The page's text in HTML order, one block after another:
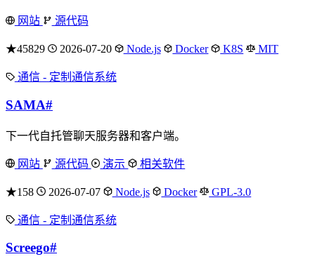
网站 源代码
★45829 2026-07-20 Node.js Docker K8S MIT
通信 - 定制通信系统
SAMA#
下一代自托管聊天服务器和客户端。
网站 源代码 演示 相关软件
★158 2026-07-07 Node.js Docker GPL-3.0
通信 - 定制通信系统
Screego#